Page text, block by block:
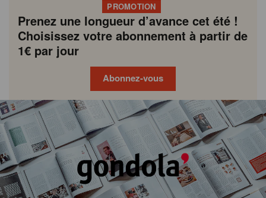
PROMOTION
Prenez une longueur d’avance cet été !
Choisissez votre abonnement à partir de
1€ par jour
Abonnez-vous
Gondola
academy
Gondola
society